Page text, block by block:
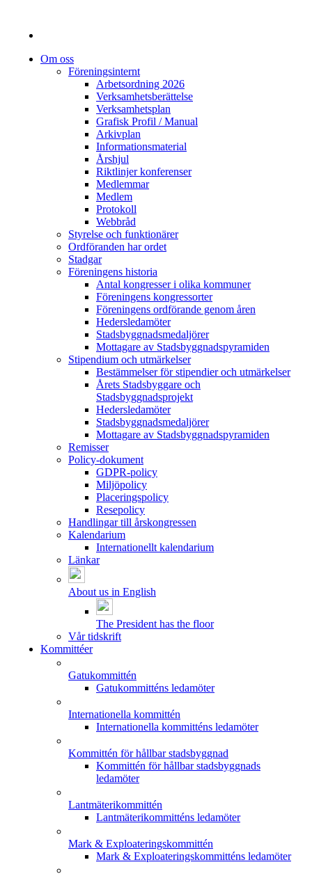
Om oss
Föreningsinternt
Arbetsordning 2026
Verksamhetsberättelse
Verksamhetsplan
Grafisk Profil / Manual
Arkivplan
Informationsmaterial
Årshjul
Riktlinjer konferenser
Medlemmar
Medlem
Protokoll
Webbråd
Styrelse och funktionärer
Ordföranden har ordet
Stadgar
Föreningens historia
Antal kongresser i olika kommuner
Föreningens kongressorter
Föreningens ordförande genom åren
Hedersledamöter
Stadsbyggnadsmedaljörer
Mottagare av Stadsbyggnadspyramiden
Stipendium och utmärkelser
Bestämmelser för stipendier och utmärkelser
Årets Stadsbyggare och
Stadsbyggnadsprojekt
Hedersledamöter
Stadsbyggnadsmedaljörer
Mottagare av Stadsbyggnadspyramiden
Remisser
Policy-dokument
GDPR-policy
Miljöpolicy
Placeringspolicy
Resepolicy
Handlingar till årskongressen
Kalendarium
Internationellt kalendarium
Länkar
About us in English
The President has the floor
Vår tidskrift
Kommittéer
Gatukommittén
Gatukommitténs ledamöter
Internationella kommittén
Internationella kommitténs ledamöter
Kommittén för hållbar stadsbyggnad
Kommittén för hållbar stadsbyggnads
ledamöter
Lantmäterikommittén
Lantmäterikommitténs ledamöter
Mark & Exploateringskommittén
Mark & Exploateringskommitténs ledamöter